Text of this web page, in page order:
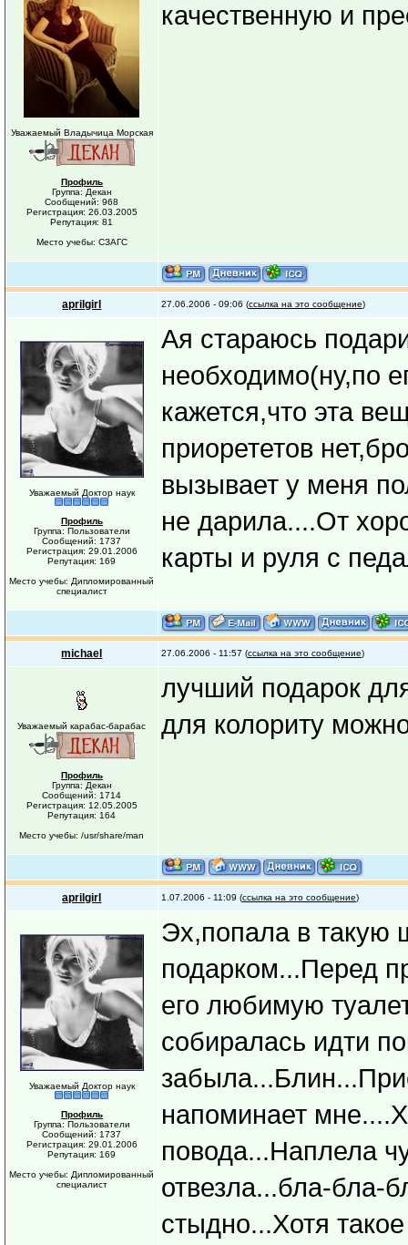
Уважаемый Владычица Морская
Профиль
Группа: Декан
Сообщений: 968
Регистрация: 26.03.2005
Репутация: 81
Место учебы: СЗАГС
качественную и
aprilgirl 27.06.2006 - 09:06 (ссылка на это сообщение)
Уважаемый Доктор наук
Профиль
Группа: Пользователи
Сообщений: 1737
Регистрация: 29.01.2006
Репутация: 169
Место учебы: Дипломированный
специалист
Ая стараюсь
необходимо(ну,по
кажется,что эта
приорететов
вызывает у меня
не дарила....От
карты и руля с
michael 27.06.2006 - 11:57 (ссылка на это сообщение)
Уважаемый карабас-барабас
Профиль
Группа: Декан
Сообщений: 1714
Регистрация: 12.05.2005
Репутация: 164
Место учебы: /usr/share/man
лучший подарок
для колориту
aprilgirl 1.07.2006 - 11:09 (ссылка на это сообщение)
Уважаемый Доктор наук
Профиль
Группа: Пользователи
Сообщений: 1737
Регистрация: 29.01.2006
Репутация: 169
Место учебы: Дипломированный
специалист
Эх,попала в такую
подарком...Перед
его любимую
собиралась идти
напоминает
повода...Наплела
отвезла...бла-бла-
стыдно...Хотя